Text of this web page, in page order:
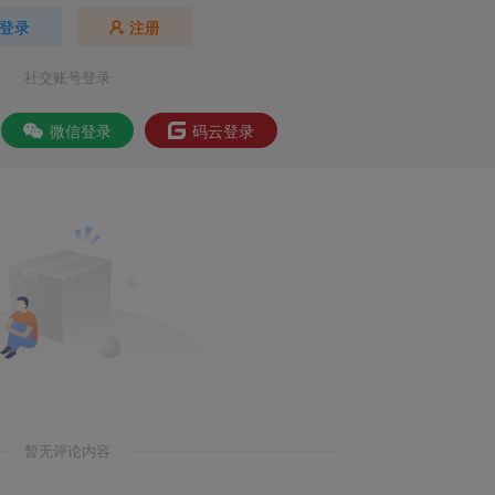
登录 注册
社交账号登录
微信登录 码云登录
暂无评论内容